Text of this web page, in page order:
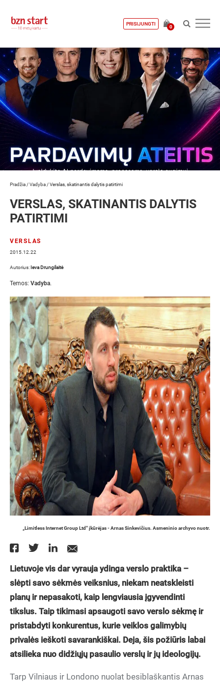
PRISIJUNGTI
0
Pradžia /Vadyba /Verslas, skatinantis dalytis patirtimi
VERSLAS, SKATINANTIS DALYTIS
PATIRTIMI
VERSLAS
2015.12.22
Autorius: Ieva Drungilaitė
Temos: Vadyba.
„Limitless Internet Group Ltd“ įkūrėjas - Arnas Sinkevičius. Asmeninio archyvo nuotr.
Lietuvoje vis dar vyrauja ydinga verslo praktika –
slėpti savo sėkmės veiksnius, niekam neatskleisti
planų ir nepasakoti, kaip lengviausia įgyvendinti
tikslus. Taip tikimasi apsaugoti savo verslo sėkmę ir
pristabdyti konkurentus, kurie veiklos galimybių
privalės ieškoti savarankiškai. Deja, šis požiūris labai
atsilieka nuo didžiųjų pasaulio verslų ir jų ideologijų.
Tarp Vilniaus ir Londono nuolat besiblaškantis Arnas